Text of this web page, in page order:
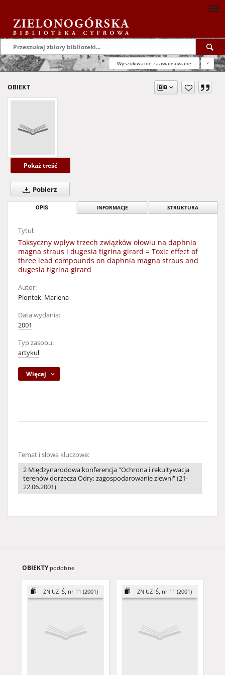
Wyszukiwanie zaawansowane ?
OBIEKT
Pokaż treść
Pobierz
OPIS INFORMACJE STRUKTURA
Tytuł:
Toksyczny wpływ trzech związków ołowiu na daphnia
magna straus i dugesia tigrina girard = Toxic effect of
three lead compounds on daphnia magna straus and
dugesia tigrina girard
Autor:
Piontek, Marlena
Data wydania:
2001
Typ zasobu:
artykuł
Więcej
Temat i słowa kluczowe:
2 Międzynarodowa konferencja "Ochrona i rekultywacja
terenów dorzecza Odry: zagospodarowanie zlewni" (21-
22.06.2001)
OBIEKTY podobne
ZN UZ IŚ, nr 11 (2001) ZN UZ IŚ, nr 11 (2001)